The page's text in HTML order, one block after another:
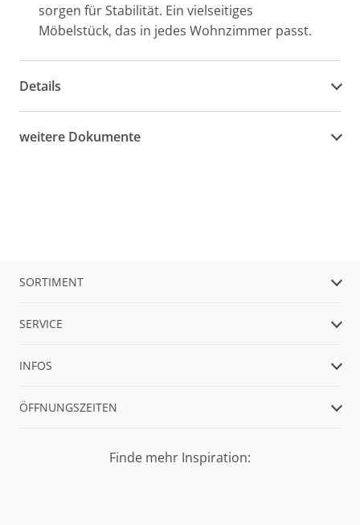
sorgen für Stabilität. Ein vielseitiges
Möbelstück, das in jedes Wohnzimmer passt.
Details
weitere Dokumente
SORTIMENT
SERVICE
INFOS
ÖFFNUNGSZEITEN
Finde mehr Inspiration: